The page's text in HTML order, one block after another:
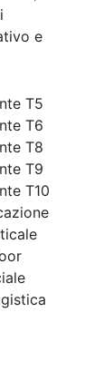
e
T5
T6
T8
T9
T10